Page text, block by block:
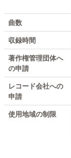
曲数
収録時間
著作権管理団体へ
の申請
レコード会社への
申請
使用地域の制限